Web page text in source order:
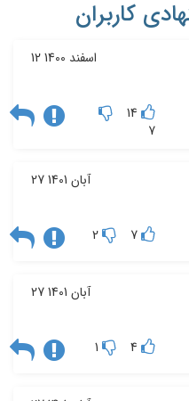
کاربران
12 اسفند 1400
14
7
27 آبان 1401
7
2
27 آبان 1401
4
1